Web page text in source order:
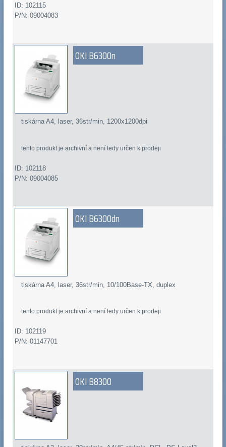
ID: 102115
P/N: 09004083
OKI B6300n
tiskárna A4, laser, 36str/min, 1200x1200dpi
tento produkt je archivní a není tedy určen k prodeji
ID: 102118
P/N: 09004085
OKI B6300dn
tiskárna A4, laser, 36str/min, 10/100Base-TX, duplex
tento produkt je archivní a není tedy určen k prodeji
ID: 102119
P/N: 01147701
OKI B8300